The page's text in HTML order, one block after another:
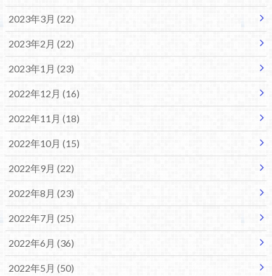
2023年3月 (22)
2023年2月 (22)
2023年1月 (23)
2022年12月 (16)
2022年11月 (18)
2022年10月 (15)
2022年9月 (22)
2022年8月 (23)
2022年7月 (25)
2022年6月 (36)
2022年5月 (50)